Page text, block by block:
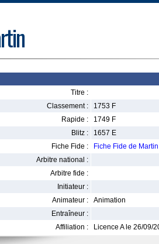
Titre :
Classement :
1753 F
Rapide :
1749 F
Blitz :
1657 E
Fiche Fide :
Fiche Fide de
Arbitre national :
Arbitre fide :
Initiateur :
Animateur :
Animation
Entraîneur :
Affiliation :
Licence A le 26/09/